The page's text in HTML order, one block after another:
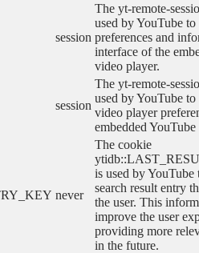
session
The yt-remote-
used by YouTube to
preferences and
interface of the
video player.
session
The yt-remote-
used by YouTube to
video player
embedded
never
The cookie
is used by YouTube
search result entry
the user. This
improve the user
providing more
in the future.